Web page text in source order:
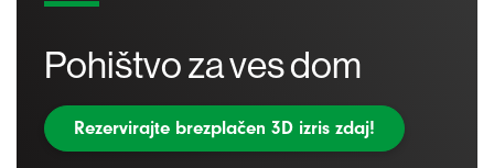
Pohištvo za ves dom
Rezervirajte brezplačen 3D izris zdaj!